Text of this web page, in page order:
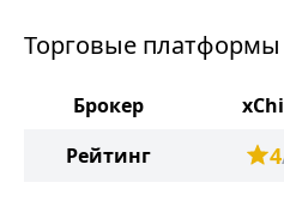
Торговые платформы
Брокер
Рейтинг
4